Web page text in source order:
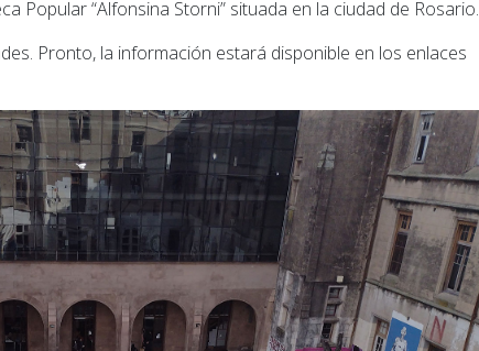
Popular “Alfonsina Storni” situada en la ciudad de Rosario.
Pronto, la información estará disponible en los enlaces